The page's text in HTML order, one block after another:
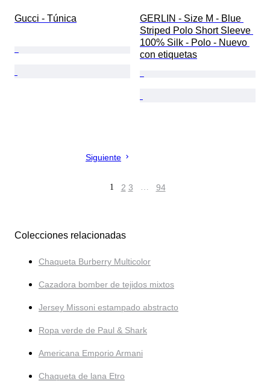
Gucci - Túnica
GERLIN - Size M - Blue
Striped Polo Short Sleeve
100% Silk - Polo - Nuevo
con etiquetas
Siguiente
1 2 3 … 94
Colecciones relacionadas
Chaqueta Burberry Multicolor
Cazadora bomber de tejidos mixtos
Jersey Missoni estampado abstracto
Ropa verde de Paul & Shark
Americana Emporio Armani
Chaqueta de lana Etro